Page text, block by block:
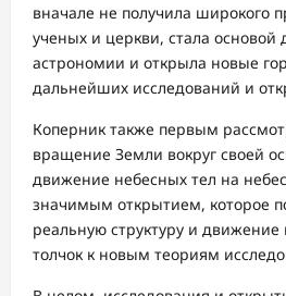
вначале не получила широкого
ученых и церкви, стала основой
астрономии и открыла новые
дальнейших исследований и
Коперник также первым
вращение Земли вокруг своей
движение небесных тел на
значимым открытием, которое
реальную структуру и
толчок к новым теориям